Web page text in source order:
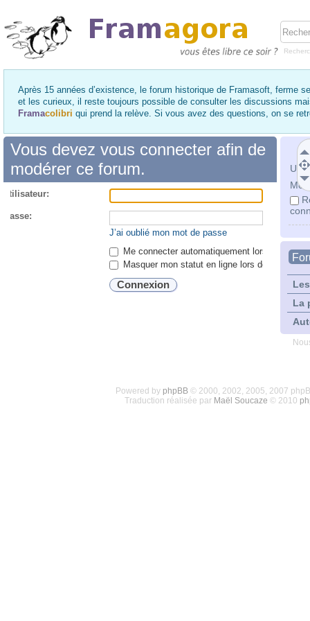
Après 15 années d’existence, le forum historique de Framasoft, ferme
et les curieux, il reste toujours possible de consulter les discussions
Framacolibri qui prend la relève. Si vous avez des questions, on se
Mot
La
Vous devez vous connecter afin de
modérer ce forum.
passe:
J’ai oublié mon mot de passe
Me connecter automatiquement lors de
Masquer mon statut en ligne lors de cette
Powered by phpBB© 2000, 2002, 2005, 2007
Traduction réalisée par Maël Soucaze © 2010